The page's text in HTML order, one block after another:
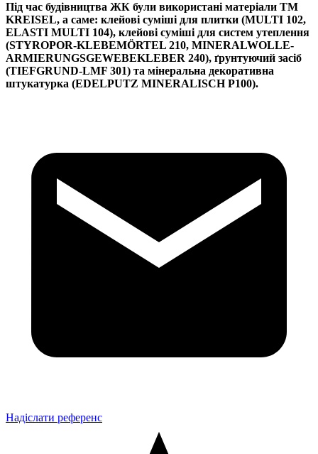
Під час будівництва ЖК були використані матеріали ТМ
KREISEL, а саме: клейові суміші для плитки (MULTI 102,
ELASTI MULTI 104), клейові суміші для систем утеплення
(STYROPOR-KLEBEMÖRTEL 210, MINERALWOLLE-
ARMIERUNGSGEWEBEKLEBER 240), ґрунтуючий засіб
(TIEFGRUND-LMF 301) та мінеральна декоративна
штукатурка (EDELPUTZ MINERALISCH Р100).
Надіслати референс